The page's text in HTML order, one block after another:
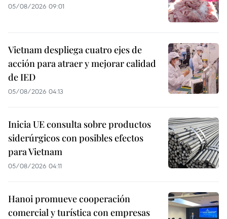
05/08/2026 09:01
Vietnam despliega cuatro ejes de
acción para atraer y mejorar calidad
de IED
05/08/2026 04:13
Inicia UE consulta sobre productos
siderúrgicos con posibles efectos
para Vietnam
05/08/2026 04:11
Hanoi promueve cooperación
comercial y turística con empresas